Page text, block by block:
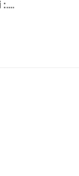
:....